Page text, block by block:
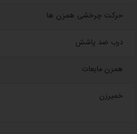
حرکت چرخشی همزن ها
درب ضد پاشش
همزن مایعات
خمیرزن